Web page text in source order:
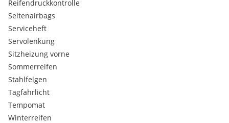
Reifendruckkontrolle
Seitenairbags
Serviceheft
Servolenkung
Sitzheizung vorne
Sommerreifen
Stahlfelgen
Tagfahrlicht
Tempomat
Winterreifen